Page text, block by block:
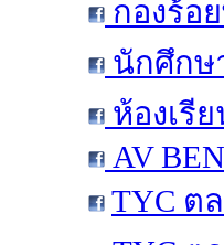
กองร้อ
นักศึกษ
ห้องเรี
AV
TYC ต